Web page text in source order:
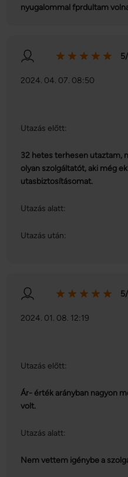
nyugalommal fprdultam
2024. 04. 07. 08:50
Utazás előtt:
32 hetes terhesen utaztam,
olyan szolgáltatót, aki még
utasbiztosításomat.
Utazás alatt:
Utazás után:
2024. 01. 08. 12:19
Utazás előtt:
Ár- érték arányban nagyon
volt.
Utazás alatt:
Nem vettem igénybe a